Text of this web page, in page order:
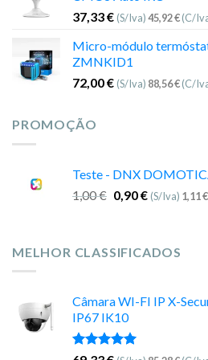
37,33€ (S/Iva)45,92€(C/
Micro-módulo
ZMNKID1
72,00€ (S/Iva) 88,56€(C/
PROMOÇÃO
Teste - DNX
1,00€ 0,90€ (S/Iva) 1,11€
MELHOR CLASSIFICADOS
Câmara WI-FI IP X-
IP67 IK10